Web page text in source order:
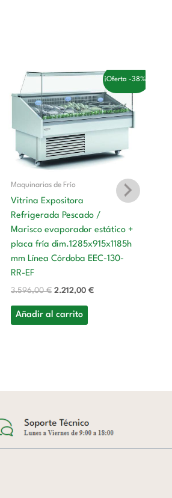
¡Oferta -38%!
Maquinarias de Frío
Vitrina Expositora
Refrigerada Pescado /
Marisco evaporador estático +
placa fría dim.1285x915x1185h
mm Línea Córdoba EEC-130-
RR-EF
3.596,00€
El
original
era:
3.596,00 €.
2.212,00 €
El
precio
actual
es:
2.212,00 €.
Añadir al carrito